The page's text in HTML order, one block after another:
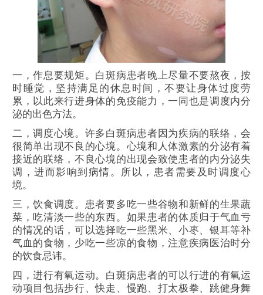
一，作息要规矩。白斑病患者晚上尽量不要熬夜，按
时睡觉，坚持满足的休息时间，不要让身体过度劳
累，以此来行进身体的免疫能力，一同也是调度内分
泌的出色方法。
二，调度心境。许多白斑病患者因为疾病的联络，会
很简单出现不良的心境。心境和人体激素的分泌有着
接近的联络，不良心境的出现会致使患者的内分泌失
调，进而影响到病情。所以，患者需要及时调度心
境。
三，饮食调度。患者要多吃一些谷物和新鲜的生果蔬
菜，吃清淡一些的东西。如果患者的体质归于气血亏
的情况的话，可以选择吃一些黑米、小枣、银耳等补
气血的食物，少吃一些凉的食物，注意疾病医治时分
的饮食忌讳。
四，进行有氧运动。白斑病患者的可以行进的有氧运
动项目包括步行、快走、慢跑、打太极拳、跳健身舞